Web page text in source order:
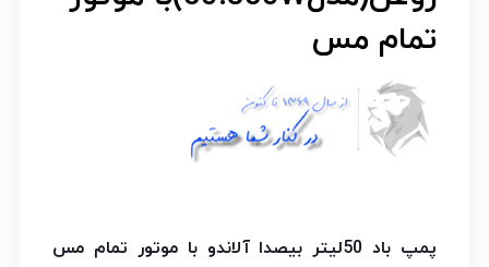
تمام مس
پمپ باد 50لیتر بیصدا آلاندو با موتور تمام مس